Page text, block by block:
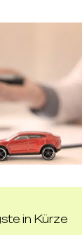
in Kürze